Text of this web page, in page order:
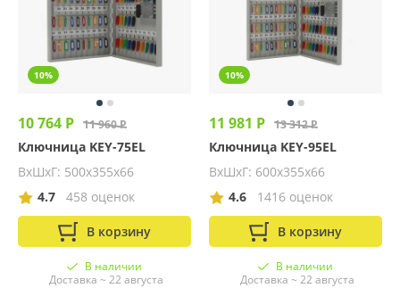
10%
10 764 Р 11 960 Р
Ключница KEY-75EL
ВхШхГ: 500х355х66
4.7
458 оценок
В корзину
В наличии
Доставка ~ 22 августа
10%
11 981 Р 13 312 Р
Ключница KEY-95EL
ВхШхГ: 600х355х66
4.6
1416 оценок
В корзину
В наличии
Доставка ~ 22 августа